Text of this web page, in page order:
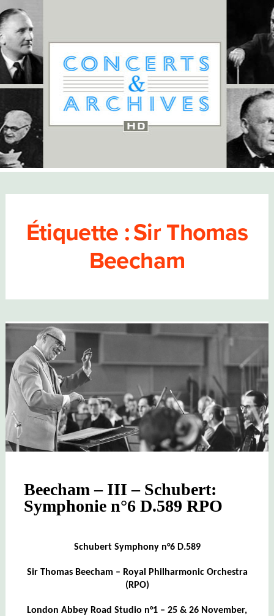
Étiquette :Sir Thomas
Beecham
Beecham – III – Schubert:
Symphonie n°6 D.589 RPO
Schubert Symphony n°6 D.589
Sir Thomas Beecham – Royal Philharmonic Orchestra
(RPO)
London Abbey Road Studio n°1 – 25 & 26 November,